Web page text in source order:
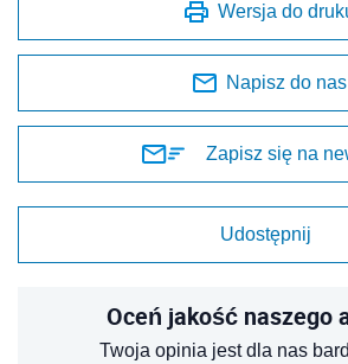
Wersja do
Napisz do nas
Zapisz się na
Udostępnij
Oceń jakość naszego
Twoja opinia jest dla nas